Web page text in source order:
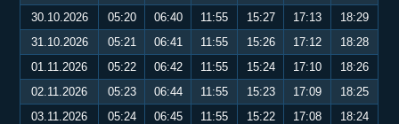
30.10.2026
05:20 06:40 11:55 15:27 17:13
18:29
31.10.2026
05:21 06:41 11:55 15:26 17:12
18:28
01.11.2026
05:22 06:42 11:55 15:24 17:10
18:26
02.11.2026
05:23 06:44 11:55 15:23 17:09
18:25
03.11.2026
05:24 06:45 11:55 15:22 17:08
18:24